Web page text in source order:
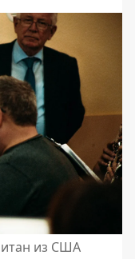
из США